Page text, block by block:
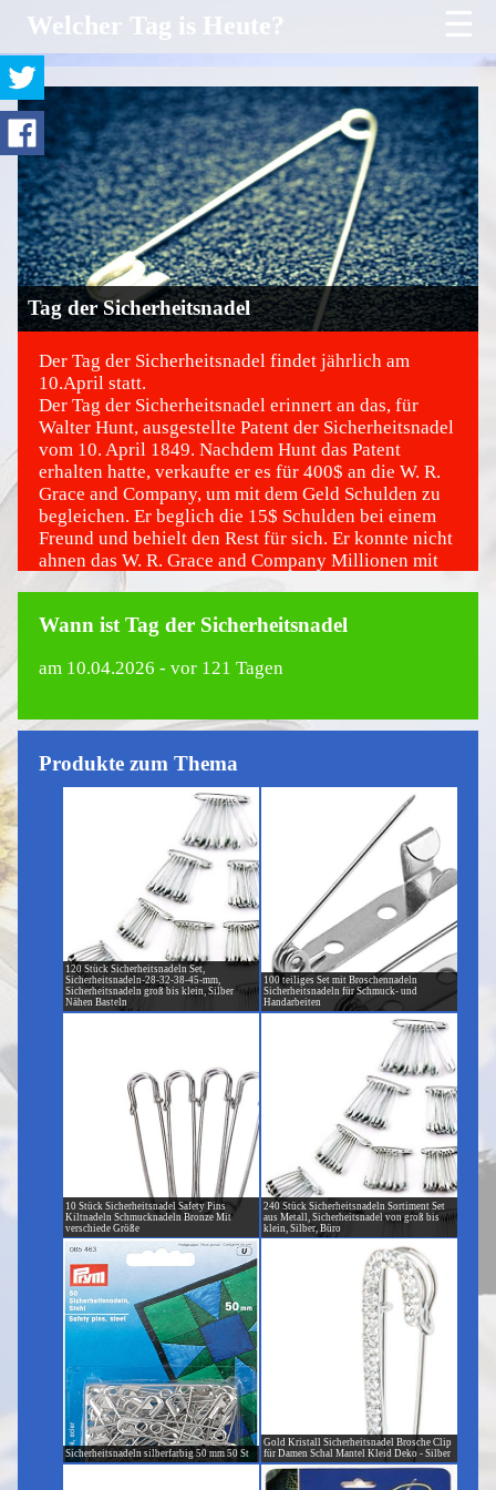
Welcher Tag is Heute? ☰
Tag der Sicherheitsnadel
©
Der Tag der Sicherheitsnadel findet jährlich am
10.April statt.
Der Tag der Sicherheitsnadel erinnert an das, für
Walter Hunt, ausgestellte Patent der Sicherheitsnadel
vom 10. April 1849. Nachdem Hunt das Patent
erhalten hatte, verkaufte er es für 400$ an die W. R.
Grace and Company, um mit dem Geld Schulden zu
begleichen. Er beglich die 15$ Schulden bei einem
Freund und behielt den Rest für sich. Er konnte nicht
ahnen das W. R. Grace and Company Millionen mit
seiner Erfindung verdienen wird.
Wann ist Tag der Sicherheitsnadel
am 10.04.2026 - vor 121 Tagen
Produkte zum Thema
120 Stück Sicherheitsnadeln Set,
Sicherheitsnadeln-28-32-38-45-mm,
Sicherheitsnadeln groß bis klein, Silber
Nähen Basteln
100 teiliges Set mit Broschennadeln
Sicherheitsnadeln für Schmuck- und
Handarbeiten
10 Stück Sicherheitsnadel Safety Pins
Kiltnadeln Schmucknadeln Bronze Mit
verschiede Größe
240 Stück Sicherheitsnadeln Sortiment Set
aus Metall, Sicherheitsnadel von groß bis
klein, Silber, Büro
Sicherheitsnadeln silberfarbig 50 mm 50 St
Gold Kristall Sicherheitsnadel Brosche Clip
für Damen Schal Mantel Kleid Deko - Silber